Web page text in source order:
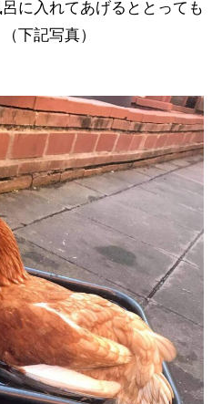
に入れてあげるととっても
下記写真）